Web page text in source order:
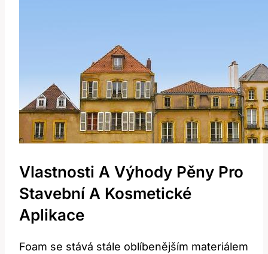
Vlastnosti A Výhody Pěny Pro
Stavební A Kosmetické
Aplikace
Foam se stává stále oblíbenějším materiálem